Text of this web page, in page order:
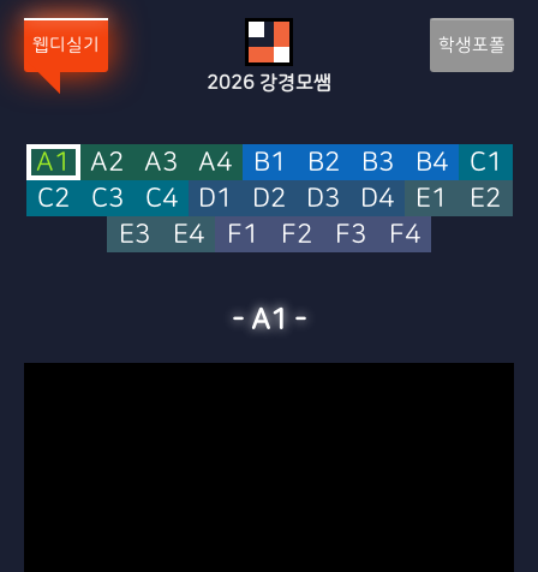
웹디실기 학생포폴
2026 강경모쌤
A1 A2 A3 A4 B1 B2 B3 B4
C1
C2
C3 C4 D1 D2 D3 D4 E1
E2
E3
E4 F1 F2 F3 F4
-A1 -